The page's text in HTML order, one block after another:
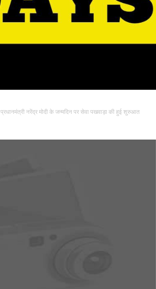
प्रधानमंत्री नरेंद्र मोदी के जन्मदिन पर सेवा पखवाड़ा की हुई शुरुआत